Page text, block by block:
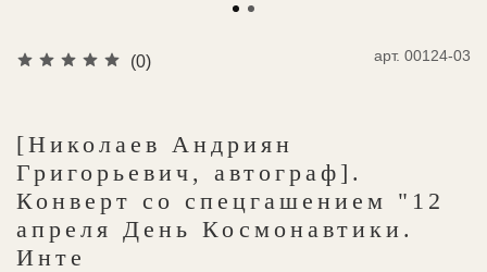
(0) арт. 00124-03
[Николаев Андриян
Григорьевич, автограф].
Конверт со спецгашением "12
апреля День Космонавтики.
Инте